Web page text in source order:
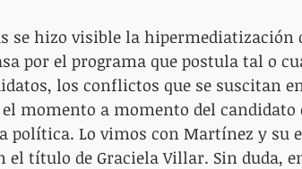
se hizo visible la hipermediatización
por el programa que postula tal o
los conflictos que se suscitan
momento a momento del candidato
política. Lo vimos con Martínez y su
el título de Graciela Villar. Sin duda,